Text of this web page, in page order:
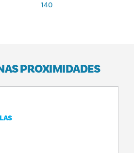
140
PROXIMIDADES